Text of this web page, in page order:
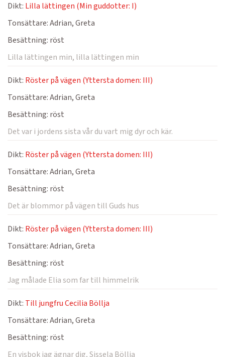
Dikt: Lilla lättingen (Min guddotter: I)
Tonsättare:Adrian, Greta
Besättning: röst
Lilla lättingen min, lilla lättingen min
Dikt: Röster på vägen (Yttersta domen: III)
Tonsättare:Adrian, Greta
Besättning: röst
Det var i jordens sista vår du vart mig dyr och kär.
Dikt: Röster på vägen (Yttersta domen: III)
Tonsättare:Adrian, Greta
Besättning: röst
Det är blommor på vägen till Guds hus
Dikt: Röster på vägen (Yttersta domen: III)
Tonsättare:Adrian, Greta
Besättning: röst
Jag målade Elia som far till himmelrik
Dikt: Till jungfru Cecilia Böllja
Tonsättare:Adrian, Greta
Besättning: röst
En visbok jag ägnar dig, Sissela Böllja